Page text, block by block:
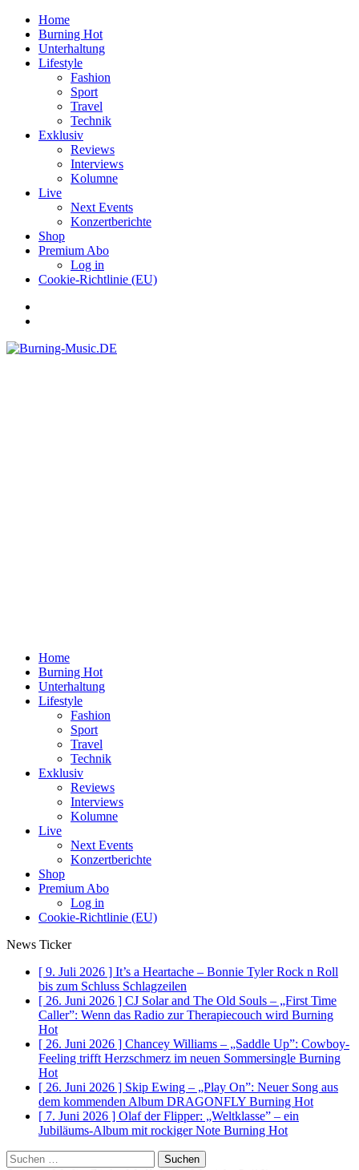
Home
Burning Hot
Unterhaltung
Lifestyle
Fashion
Sport
Travel
Technik
Exklusiv
Reviews
Interviews
Kolumne
Live
Next Events
Konzertberichte
Shop
Premium Abo
Log in
Cookie-Richtlinie (EU)
Home
Burning Hot
Unterhaltung
Lifestyle
Fashion
Sport
Travel
Technik
Exklusiv
Reviews
Interviews
Kolumne
Live
Next Events
Konzertberichte
Shop
Premium Abo
Log in
Cookie-Richtlinie (EU)
News Ticker
[ 9. Juli 2026 ] It’s a Heartache – Bonnie Tyler Rock n Roll
bis zum Schluss Schlagzeilen
[ 26. Juni 2026 ] CJ Solar and The Old Souls – „First Time
Caller”: Wenn das Radio zur Therapiecouch wird Burning
Hot
[ 26. Juni 2026 ] Chancey Williams – „Saddle Up”: Cowboy-
Feeling trifft Herzschmerz im neuen Sommersingle Burning
Hot
[ 26. Juni 2026 ] Skip Ewing – „Play On”: Neuer Song aus
dem kommenden Album DRAGONFLY Burning Hot
[ 7. Juni 2026 ] Olaf der Flipper: „Weltklasse” – ein
Jubiläums-Album mit rockiger Note Burning Hot
Suchen